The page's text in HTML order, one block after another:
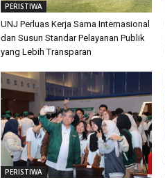
PERISTIWA
UNJ Perluas Kerja Sama Internasional
dan Susun Standar Pelayanan Publik
yang Lebih Transparan
PERISTIWA